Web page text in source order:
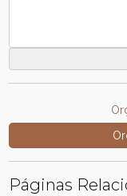
Páginas